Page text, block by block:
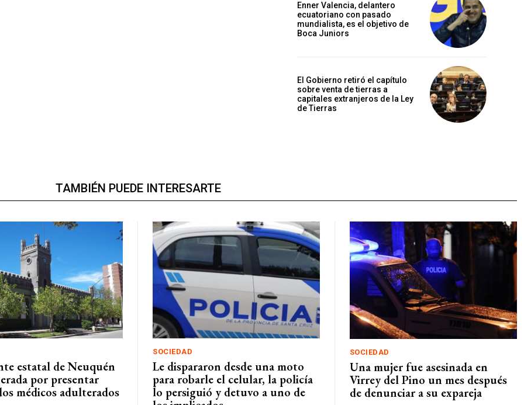
Enner Valencia, delantero
ecuatoriano con pasado
mundialista, es el objetivo de
Boca Juniors
El Gobierno retiró el capítulo
sobre venta de tierras a
capitales extranjeros de la Ley
de Tierras
TAMBIÉN PUEDE INTERESARTE
estatal de Neuquén
por presentar
médicos adulterados
SOCIEDAD
Le dispararon desde una moto
para robarle el celular, la policía
lo persiguió y detuvo a uno de
SOCIEDAD
Una mujer fue asesinada en
Virrey del Pino un mes después
de denunciar a su expareja